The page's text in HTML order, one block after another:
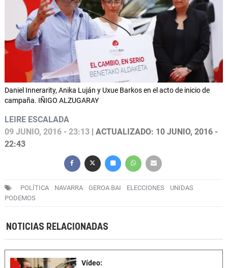
Daniel Innerarity, Anika Luján y Uxue Barkos en el acto de inicio de
campaña. IÑIGO ALZUGARAY
LEIRE ESCALADA
09 JUNIO, 2016 - 23:13 | ACTUALIZADO: 10 JUNIO, 2016 -
22:43
POLÍTICA NAVARRA GEROA BAI ELECCIONES
UNIDAS
PODEMOS
NOTICIAS RELACIONADAS
Vídeo: